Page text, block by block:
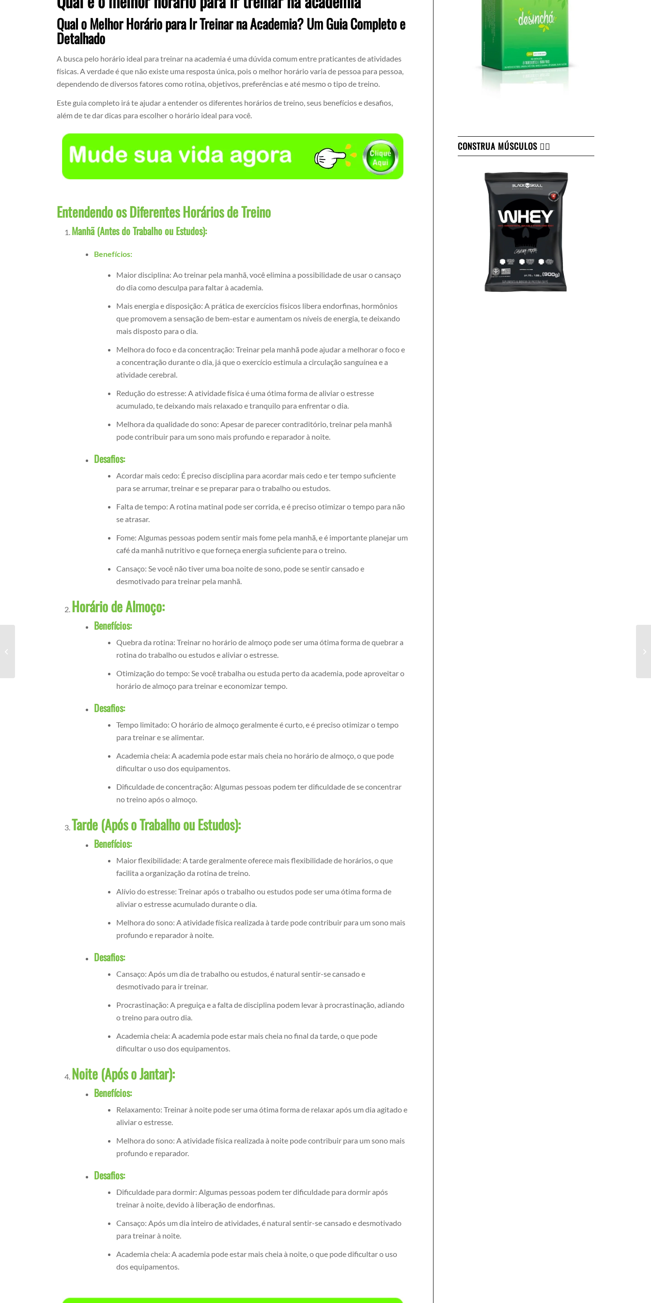
Qual o Melhor Horário para Ir Treinar na Academia? Um Guia Completo e
Detalhado
A busca pelo horário ideal para treinar na academia é uma dúvida comum entre praticantes de atividades
físicas. A verdade é que não existe uma resposta única, pois o melhor horário varia de pessoa para pessoa,
dependendo de diversos fatores como rotina, objetivos, preferências e até mesmo o tipo de treino.
Este guia completo irá te ajudar a entender os diferentes horários de treino, seus benefícios e desafios,
além de te dar dicas para escolher o horário ideal para você.
Entendendo os Diferentes Horários de Treino
Manhã (Antes do Trabalho ou Estudos):
Benefícios:
Maior disciplina: Ao treinar pela manhã, você elimina a possibilidade de usar o cansaço
do dia como desculpa para faltar à academia.
Mais energia e disposição: A prática de exercícios físicos libera endorfinas, hormônios
que promovem a sensação de bem-estar e aumentam os níveis de energia, te deixando
mais disposto para o dia.
Melhora do foco e da concentração: Treinar pela manhã pode ajudar a melhorar o foco e
a concentração durante o dia, já que o exercício estimula a circulação sanguínea e a
atividade cerebral.
Redução do estresse: A atividade física é uma ótima forma de aliviar o estresse
acumulado, te deixando mais relaxado e tranquilo para enfrentar o dia.
Melhora da qualidade do sono: Apesar de parecer contraditório, treinar pela manhã
pode contribuir para um sono mais profundo e reparador à noite.
Desafios:
Acordar mais cedo: É preciso disciplina para acordar mais cedo e ter tempo suficiente
para se arrumar, treinar e se preparar para o trabalho ou estudos.
Falta de tempo: A rotina matinal pode ser corrida, e é preciso otimizar o tempo para não
se atrasar.
Fome: Algumas pessoas podem sentir mais fome pela manhã, e é importante planejar um
café da manhã nutritivo e que forneça energia suficiente para o treino.
Cansaço: Se você não tiver uma boa noite de sono, pode se sentir cansado e
desmotivado para treinar pela manhã.
Horário de Almoço:
Benefícios:
Quebra da rotina: Treinar no horário de almoço pode ser uma ótima forma de quebrar a
rotina do trabalho ou estudos e aliviar o estresse.
Otimização do tempo: Se você trabalha ou estuda perto da academia, pode aproveitar o
horário de almoço para treinar e economizar tempo.
Desafios:
Tempo limitado: O horário de almoço geralmente é curto, e é preciso otimizar o tempo
para treinar e se alimentar.
Academia cheia: A academia pode estar mais cheia no horário de almoço, o que pode
dificultar o uso dos equipamentos.
Dificuldade de concentração: Algumas pessoas podem ter dificuldade de se concentrar
no treino após o almoço.
Tarde (Após o Trabalho ou Estudos):
Benefícios:
Maior flexibilidade: A tarde geralmente oferece mais flexibilidade de horários, o que
facilita a organização da rotina de treino.
Alívio do estresse: Treinar após o trabalho ou estudos pode ser uma ótima forma de
aliviar o estresse acumulado durante o dia.
Melhora do sono: A atividade física realizada à tarde pode contribuir para um sono mais
profundo e reparador à noite.
Desafios:
Cansaço: Após um dia de trabalho ou estudos, é natural sentir-se cansado e
desmotivado para ir treinar.
Procrastinação: A preguiça e a falta de disciplina podem levar à procrastinação, adiando
o treino para outro dia.
Academia cheia: A academia pode estar mais cheia no final da tarde, o que pode
dificultar o uso dos equipamentos.
Noite (Após o Jantar):
Benefícios:
Relaxamento: Treinar à noite pode ser uma ótima forma de relaxar após um dia agitado e
aliviar o estresse.
Melhora do sono: A atividade física realizada à noite pode contribuir para um sono mais
profundo e reparador.
Desafios:
Dificuldade para dormir: Algumas pessoas podem ter dificuldade para dormir após
treinar à noite, devido à liberação de endorfinas.
Cansaço: Após um dia inteiro de atividades, é natural sentir-se cansado e desmotivado
para treinar à noite.
Academia cheia: A academia pode estar mais cheia à noite, o que pode dificultar o uso
dos equipamentos.
CONSTRUA MÚSCULOS 👇🏻